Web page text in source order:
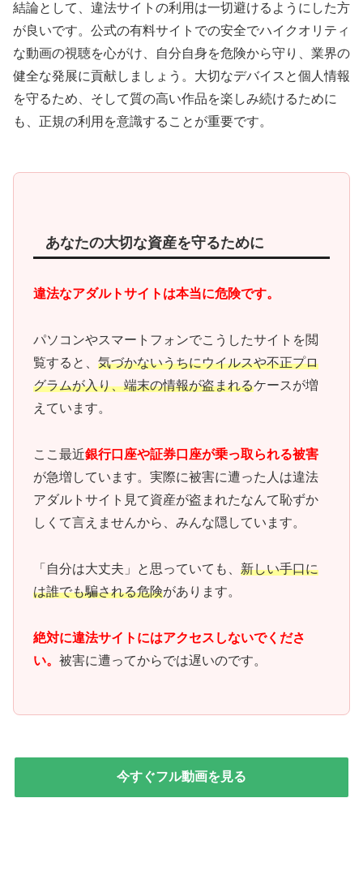
結論として、違法サイトの利用は一切避けるようにした方
が良いです。公式の有料サイトでの安全でハイクオリティ
な動画の視聴を心がけ、自分自身を危険から守り、業界の
健全な発展に貢献しましょう。大切なデバイスと個人情報
を守るため、そして質の高い作品を楽しみ続けるために
も、正規の利用を意識することが重要です。
あなたの大切な資産を守るために
違法なアダルトサイトは本当に危険です。
パソコンやスマートフォンでこうしたサイトを閲
覧すると、 気づかないうちにウイルスや不正プロ
グラムが入り、端末の情報が盗まれるケースが増
えています。
ここ最近銀行口座や証券口座が乗っ取られる被害
が急増しています。実際に被害に遭った人は違法
アダルトサイト見て資産が盗まれたなんて恥ずか
しくて言えませんから、みんな隠しています。
「自分は大丈夫」と思っていても、 新しい手口に
は誰でも騙される危険があります。
絶対に違法サイトにはアクセスしないでくださ
い。 被害に遭ってからでは遅いのです。
今すぐフル動画を見る